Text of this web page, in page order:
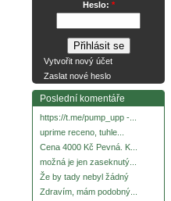
Heslo: *
Vytvořit nový účet
Zaslat nové heslo
Poslední komentáře
https://t.me/pump_upp -...
uprime receno, tuhle...
Cena 4000 Kč Pevná. K...
možná je jen zaseknutý...
Že by tady nebyl žádný
Zdravím, mám podobný...